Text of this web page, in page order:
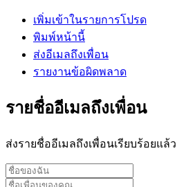
เพิ่มเข้าในรายการโปรด
พิมพ์หน้านี้
ส่งอีเมลถึงเพื่อน
รายงานข้อผิดพลาด
รายชื่ออีเมลถึงเพื่อน
ส่งรายชื่ออีเมลถึงเพื่อนเรียบร้อยแล้ว